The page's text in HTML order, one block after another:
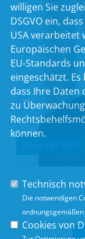
willigen Sie
DSGVO ein,
USA verarbeitet
Europäischen
EU-Standards
eingeschätzt.
dass Ihre Daten
zu
können.
Technisch
Die notwendigen
Cookies von